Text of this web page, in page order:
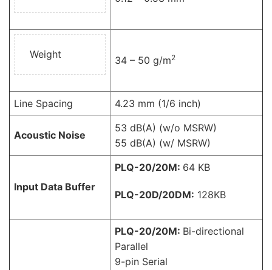
Weight 34 – 50 g/m2
Line Spacing 4.23 mm (1/6 inch)
Acoustic Noise
53 dB(A) (w/o MSRW)
55 dB(A) (w/ MSRW)
Input Data Buffer
PLQ-20/20M: 64 KB
PLQ-20D/20DM: 128KB
PLQ-20/20M: Bi-directional
Parallel
9-pin Serial